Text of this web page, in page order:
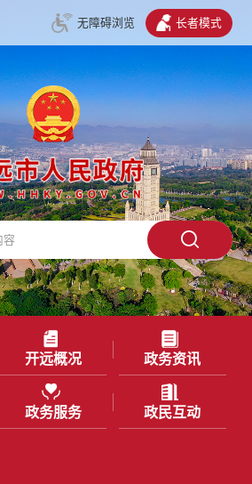
无障碍浏览 长者模式
开远概况 政务资讯
政务服务 政民互动